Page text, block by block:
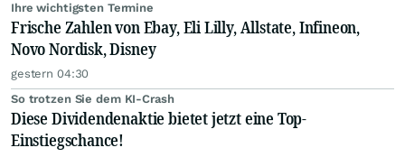
Ihre wichtigsten Termine
Frische Zahlen von Ebay, Eli Lilly, Allstate, Infineon,
Novo Nordisk, Disney
gestern 04:30
So trotzen Sie dem KI-Crash
Diese Dividendenaktie bietet jetzt eine Top-
Einstiegschance!